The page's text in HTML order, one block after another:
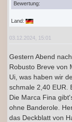
Bewertung:
Land:
03.12.2024, 15:01
Gestern Abend
Robusto Breve von
Ui, was haben wir
schmale 2,40 EUR.
Die Marca Fina
ohne Banderole.
das Deckblatt von